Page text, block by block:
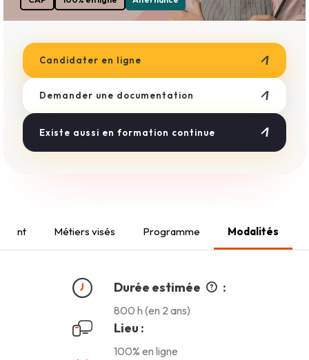
Boulangerie
Esthétique
Coiffure
Métiers du Bâtiment
Candidater en ligne
Demander une documentation
Existe aussi en formation continue
Métiers visés Programme Modalités
Durée estimée :
800 h (en 2 ans)
Lieu :
100% en ligne